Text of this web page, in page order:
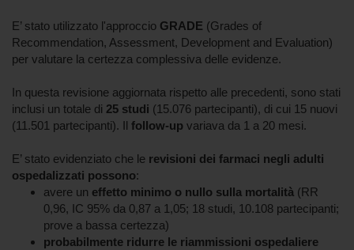
E’ stato utilizzato l'approccio GRADE (Grades of
Recommendation, Assessment, Development and Evaluation)
per valutare la certezza complessiva delle evidenze.
In questa revisione aggiornata rispetto alle precedenti, sono stati
inclusi un totale di 25 studi (15.076 partecipanti), di cui 15 nuovi
(11.501 partecipanti). Il follow-up variava da 1 a 20 mesi.
E’ stato evidenziato che le revisioni dei farmaci negli adulti
ospedalizzati possono:
avere un effetto minimo o nullo sulla mortalità (RR
0,96, IC 95% da 0,87 a 1,05; 18 studi, 10.108 partecipanti;
prove a bassa certezza)
probabilmente ridurre le riammissioni ospedaliere